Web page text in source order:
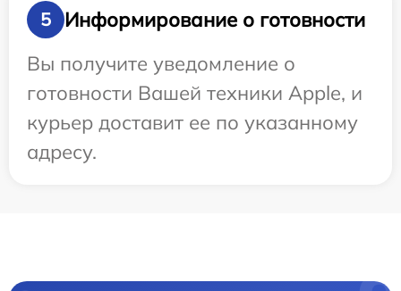
5
Информирование о готовности
Вы получите уведомление о
готовности Вашей техники Apple, и
курьер доставит ее по указанному
адресу.